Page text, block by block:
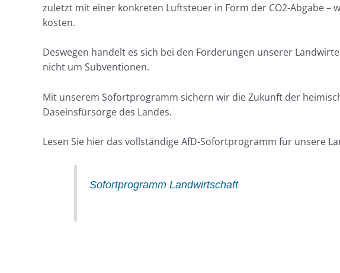
zuletzt mit einer konkreten Luftsteuer in Form der CO2-Abgabe –
kosten.
Deswegen handelt es sich bei den Forderungen unserer
nicht um Subventionen.
Mit unserem Sofortprogramm sichern wir die Zukunft der
Daseinsfürsorge des Landes.
Lesen Sie hier das vollständige AfD-Sofortprogramm für unsere
Sofortprogramm Landwirtschaft